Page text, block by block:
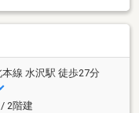
本線 水沢駅 徒歩27分
2階建